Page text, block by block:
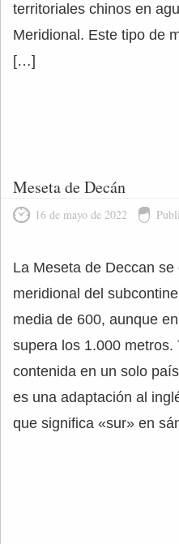
territoriales chinos en
Meridional. Este tipo de
[…]
Meseta de Decán
16 de mayo de 2022
La Meseta de Deccan
meridional del
media de 600, aunque
supera los 1.000 metros.
contenida en un solo
es una adaptación al
que significa «sur» en